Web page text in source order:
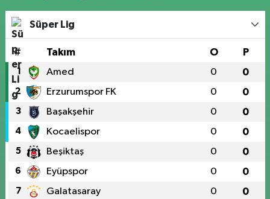
Süper Lig
# Takım O P
1 Amed 0 0
2 Erzurumspor FK 0 0
3 Başakşehir 0 0
4 Kocaelispor 0 0
5 Beşiktaş 0 0
6 Eyüpspor 0 0
7 Galatasaray 0 0